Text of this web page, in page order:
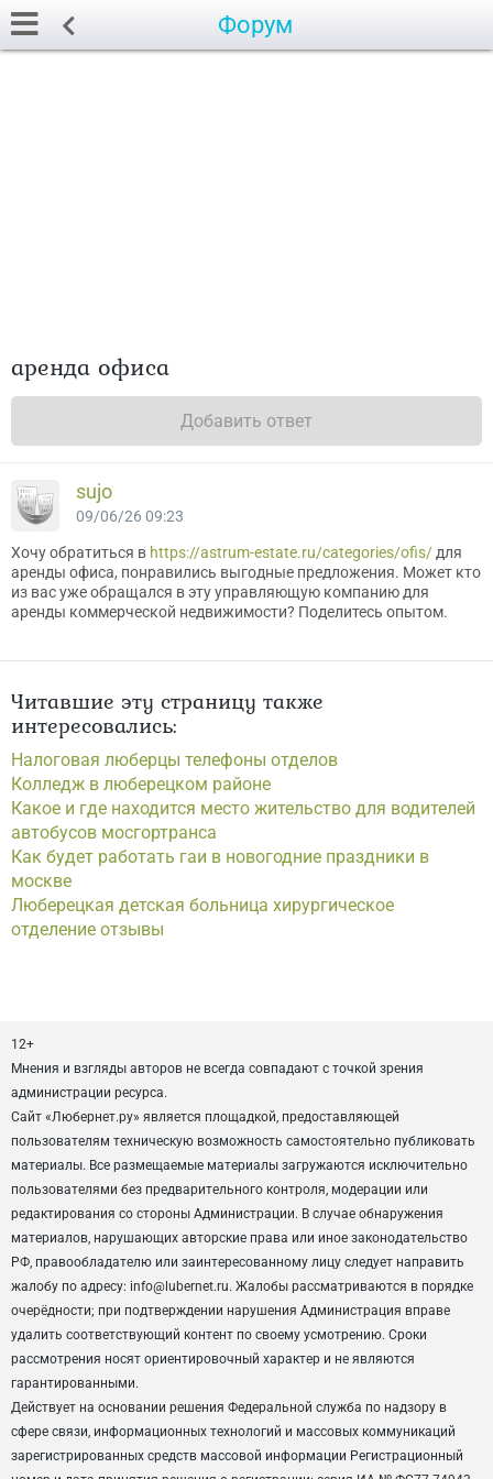
Форум
аренда офиса
Добавить ответ
sujo
09/06/26 09:23
Хочу обратиться в https://astrum-estate.ru/categories/ofis/ для
аренды офиса, понравились выгодные предложения. Может кто
из вас уже обращался в эту управляющую компанию для
аренды коммерческой недвижимости? Поделитесь опытом.
Читавшие эту страницу также
интересовались:
Налоговая люберцы телефоны отделов
Колледж в люберецком районе
Какое и где находится место жительство для водителей
автобусов мосгортранса
Как будет работать гаи в новогодние праздники в
москве
Люберецкая детская больница хирургическое
отделение отзывы
12+
Мнения и взгляды авторов не всегда совпадают с точкой зрения
администрации ресурса.
Сайт «Любернет.ру» является площадкой, предоставляющей
пользователям техническую возможность самостоятельно публиковать
материалы. Все размещаемые материалы загружаются исключительно
пользователями без предварительного контроля, модерации или
редактирования со стороны Администрации. В случае обнаружения
материалов, нарушающих авторские права или иное законодательство
РФ, правообладателю или заинтересованному лицу следует направить
жалобу по адресу: info@lubernet.ru. Жалобы рассматриваются в порядке
очерёдности; при подтверждении нарушения Администрация вправе
удалить соответствующий контент по своему усмотрению. Сроки
рассмотрения носят ориентировочный характер и не являются
гарантированными.
Действует на основании решения Федеральной служба по надзору в
сфере связи, информационных технологий и массовых коммуникаций
зарегистрированных средств массовой информации Регистрационный